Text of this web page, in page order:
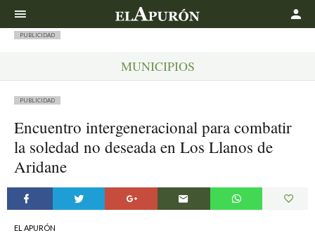
PUBLICIDAD
MUNICIPIOS
PUBLICIDAD
Encuentro intergeneracional para combatir
la soledad no deseada en Los Llanos de
Aridane
EL APURÓN